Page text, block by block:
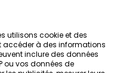
Politique de confidentialité
Conditions générales
utilisons cookie et des
accéder à des informations
inclure des données
ou vos données de